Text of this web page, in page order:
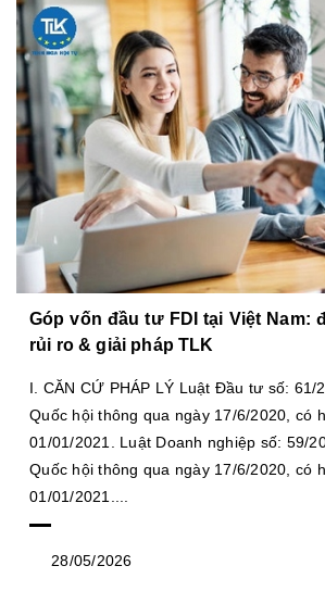
Góp vốn đầu tư FDI tại Việt Nam:
rủi ro & giải pháp TLK
I. CĂN CỨ PHÁP LÝ Luật Đầu tư số: 61/
Quốc hội thông qua ngày 17/6/2020, có
01/01/2021. Luật Doanh nghiệp số: 59/
Quốc hội thông qua ngày 17/6/2020, có
01/01/2021....
28/05/2026